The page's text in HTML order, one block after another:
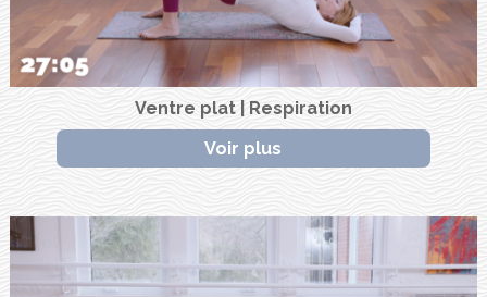
Ventre plat | Respiration
Voir plus